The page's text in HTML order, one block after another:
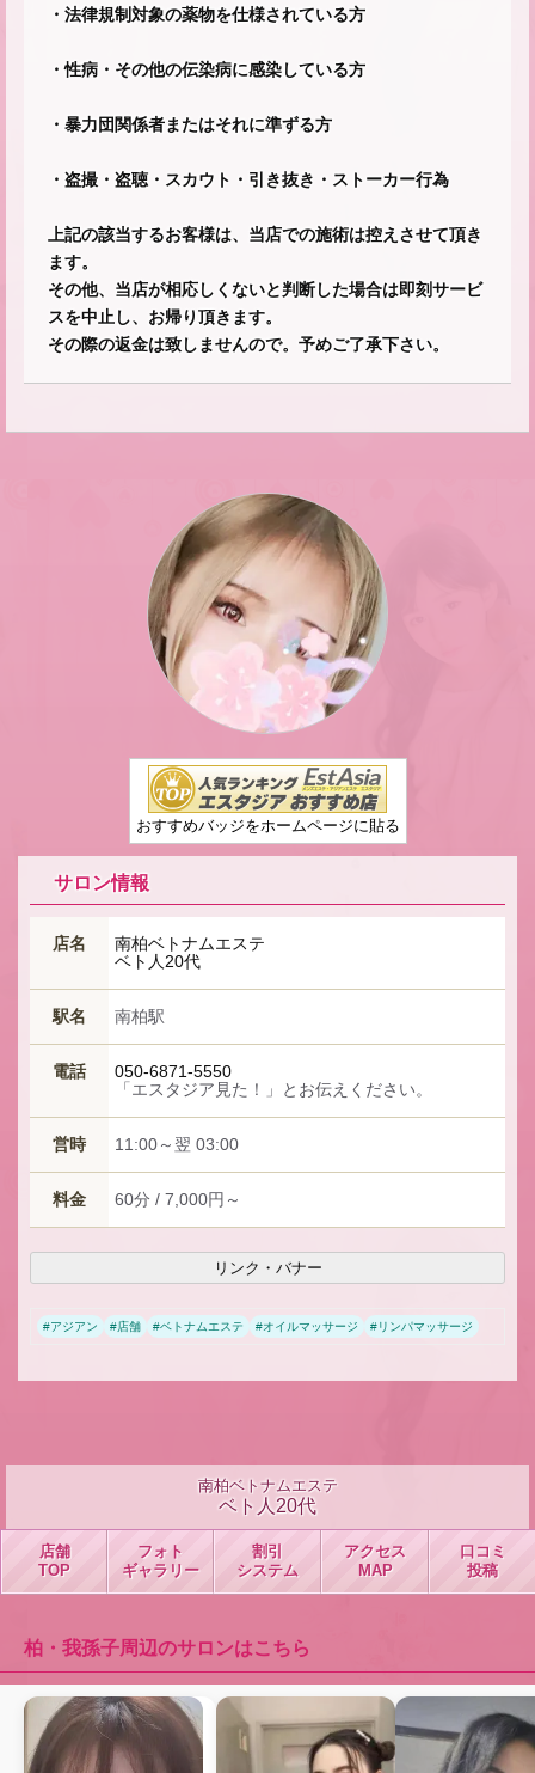
・法律規制対象の薬物を仕様されている方
・性病・その他の伝染病に感染している方
・暴力団関係者またはそれに準ずる方
・盗撮・盗聴・スカウト・引き抜き・ストーカー行為
上記の該当するお客様は、当店での施術は控えさせて頂き
ます。
その他、当店が相応しくないと判断した場合は即刻サービ
スを中止し、お帰り頂きます。
その際の返金は致しませんので。予めご了承下さい。
おすすめバッジをホームページに貼る
サロン情報
店名
南柏ベトナムエステ
ベト人20代
駅名 南柏駅
電話
050-6871-5550
「エスタジア見た！」とお伝えください。
営時 11:00～翌 03:00
料金 60分 / 7,000円～
リンク・バナー
#アジアン #店舗 #ベトナムエステ #オイルマッサージ #リンパマッサージ
南柏ベトナムエステ
ベト人20代
店舗
TOP
フォト
ギャラリー
割引
システム
アクセス
MAP
口コミ
投稿
柏・我孫子周辺のサロンはこちら